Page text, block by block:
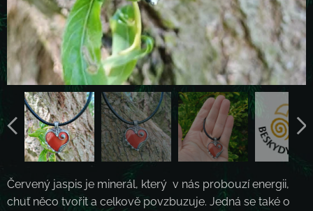
Červený jaspis je minerál, který v nás probouzí energii,
chuť něco tvořit a celkově povzbuzuje. Jedná se také o